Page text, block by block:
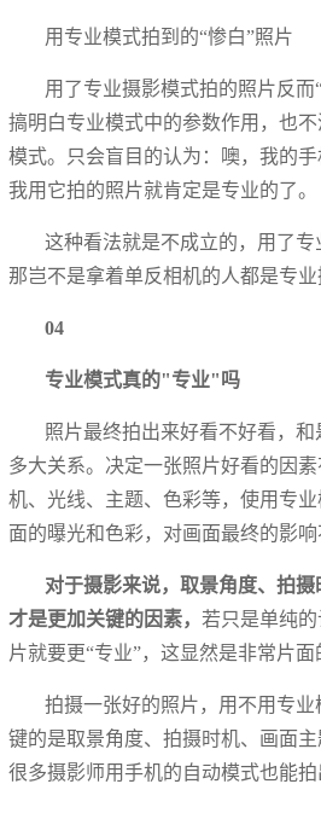
用专业模式拍到的“惨白”照片
用了专业摄影模式拍的照片反而
搞明白专业模式中的参数作用，也
模式。只会盲目的认为：噢，我的
我用它拍的照片就肯定是专业的了。
这种看法就是不成立的，用了专
那岂不是拿着单反相机的人都是专业
04
专业模式真的"专业"吗
照片最终拍出来好看不好看，
多大关系。决定一张照片好看的因
机、光线、主题、色彩等，使用专
面的曝光和色彩，对画面最终的影响
对于摄影来说，取景角度、拍
才是更加关键的因素，若只是单纯
片就要更“专业”，这显然是非常片面
拍摄一张好的照片，用不用专
键的是取景角度、拍摄时机、画面
很多摄影师用手机的自动模式也能拍